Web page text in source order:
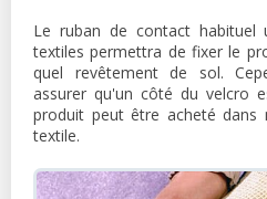
Le ruban de contact habituel
textiles permettra de fixer le
quel revêtement de sol.
assurer qu'un côté du velcro
produit peut être acheté dans
textile.